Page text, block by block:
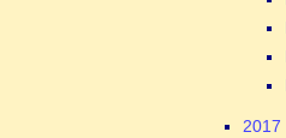
2017